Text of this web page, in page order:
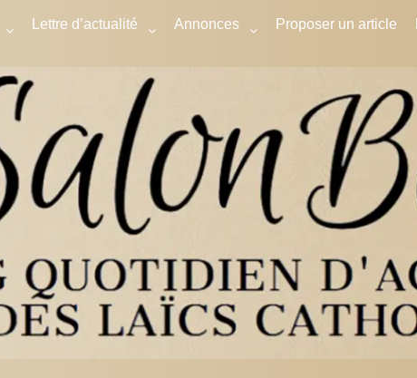
Lettre d’actualité Annonces Proposer un article